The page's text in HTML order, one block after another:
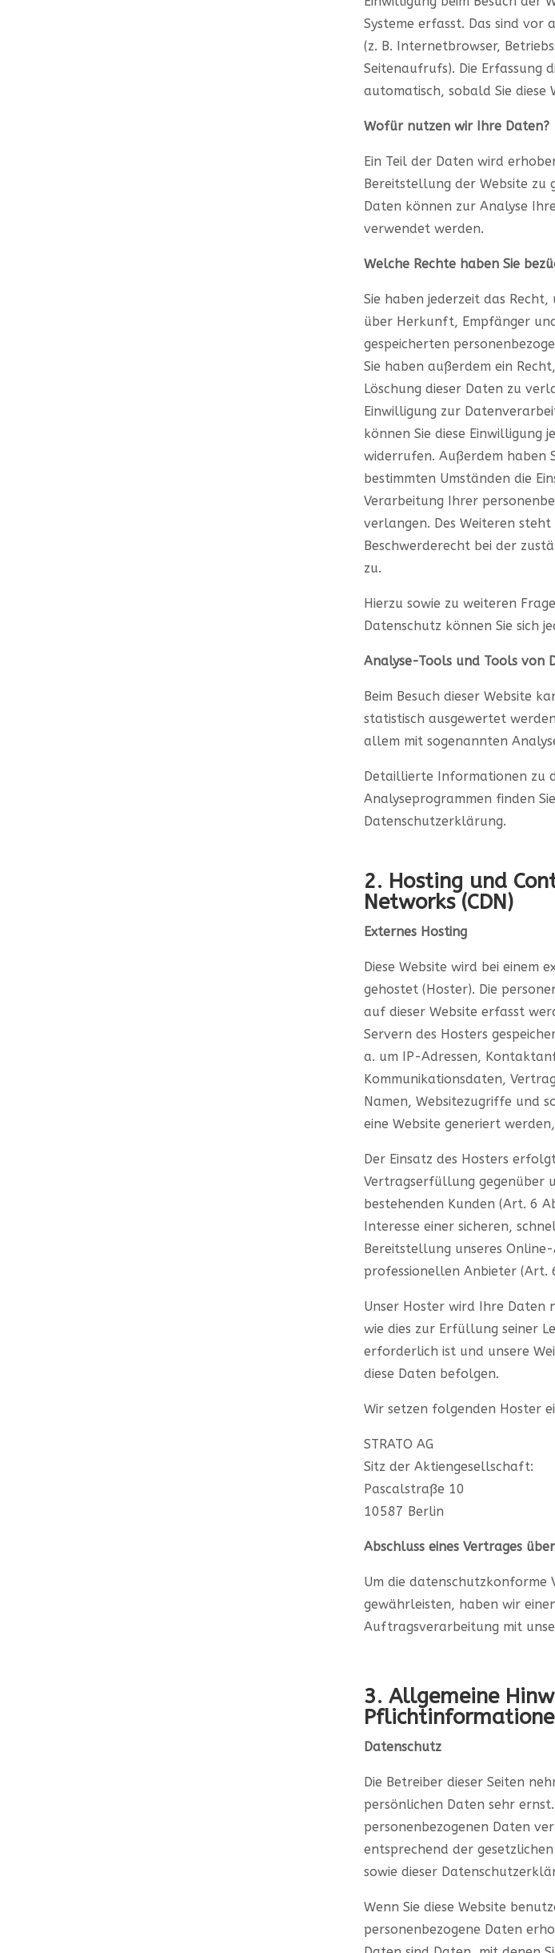
Systeme erfasst. Das sind vor
(z. B. Internetbrowser,
Seitenaufrufs). Die Erfassung
automatisch, sobald Sie diese
Wofür nutzen wir Ihre Daten?
Ein Teil der Daten wird
Bereitstellung der Website zu
Daten können zur Analyse
verwendet werden.
Welche Rechte haben Sie
Sie haben jederzeit das
über Herkunft, Empfänger
gespeicherten
Sie haben außerdem ein
Löschung dieser Daten zu
Einwilligung zur
können Sie diese Einwilligung
widerrufen. Außerdem haben
bestimmten Umständen die
Verarbeitung Ihrer
verlangen. Des Weiteren steht
Beschwerderecht bei der
zu.
Hierzu sowie zu weiteren
Datenschutz können Sie sich
Analyse-Tools und Tools von
Beim Besuch dieser Website
statistisch ausgewertet
allem mit sogenannten
Detaillierte Informationen zu
Analyseprogrammen finden
Datenschutzerklärung.
2. Hosting und
Networks (CDN)
Externes Hosting
Diese Website wird bei einem
gehostet (Hoster). Die
auf dieser Website erfasst
Servern des Hosters
a. um IP-Adressen,
Kommunikationsdaten,
Namen, Websitezugriffe und
eine Website generiert
Der Einsatz des Hosters
Vertragserfüllung gegenüber
bestehenden Kunden (Art. 6
Interesse einer sicheren,
Bereitstellung unseres
professionellen Anbieter (Art.
Unser Hoster wird Ihre Daten
wie dies zur Erfüllung seiner
erforderlich ist und unsere
diese Daten befolgen.
Wir setzen folgenden Hoster
STRATO AG
Sitz der Aktiengesellschaft:
Pascalstraße 10
10587 Berlin
Abschluss eines Vertrages
Um die datenschutzkonforme
gewährleisten, haben wir
Auftragsverarbeitung mit
3. Allgemeine
Datenschutz
Die Betreiber dieser Seiten
persönlichen Daten sehr
personenbezogenen Daten
entsprechend der
sowie dieser
Wenn Sie diese Website
personenbezogene Daten